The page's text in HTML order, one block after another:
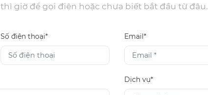
thì giờ để gọi điện hoặc chưa biết bắt đầu từ đâu.
Số điện thoại* Email*
Dịch vụ*